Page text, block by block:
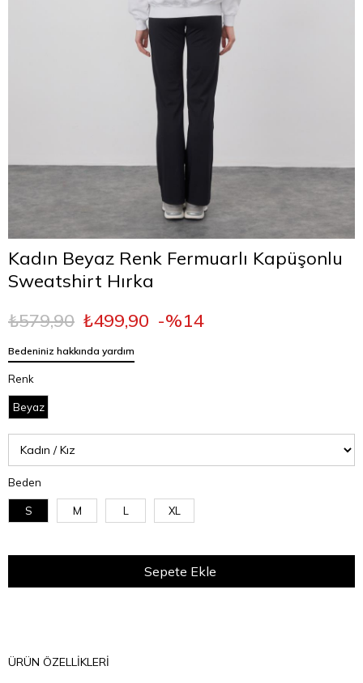
Kadın Beyaz Renk Fermuarlı Kapüşonlu
Sweatshirt Hırka
₺579,90 ₺499,90 14
Bedeniniz hakkında yardım
Renk
Beyaz
Beden
S M L XL
ÜRÜN ÖZELLIKLERI